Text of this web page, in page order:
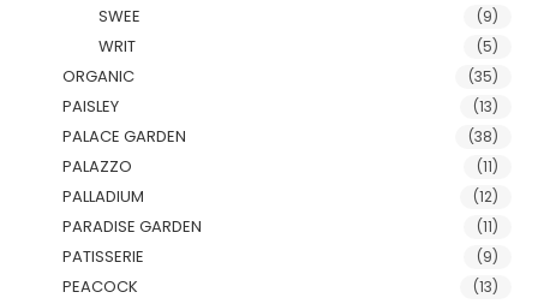
SWEE (9)
WRIT (5)
ORGANIC (35)
PAISLEY (13)
PALACE GARDEN (38)
PALAZZO (11)
PALLADIUM (12)
PARADISE GARDEN (11)
PATISSERIE (9)
PEACOCK (13)